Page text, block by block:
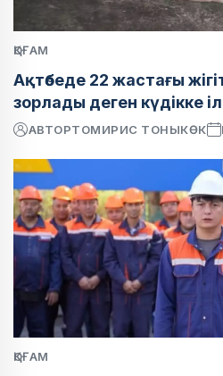
ҚОҒАМ
Ақтөбеде 22 жастағы
зорлады деген күдікке
АВТОРТОМИРИС ТОНЫКӨК
ҚОҒАМ